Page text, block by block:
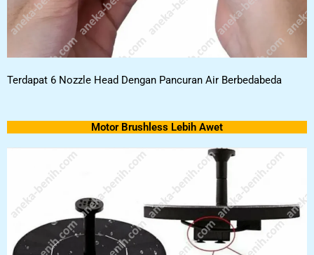
Terdapat 6 Nozzle Head Dengan Pancuran Air Berbedabeda
Motor Brushless Lebih Awet